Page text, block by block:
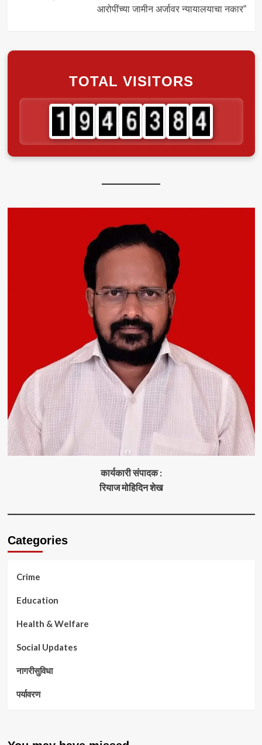
आरोपींच्या जामीन अर्जावर न्यायालयाचा नकार”
TOTAL VISITORS
कार्यकारी संपादक :
रियाज मोहिदिन शेख
Categories
Crime
Education
Health & Welfare
Social Updates
नागरीसुविधा
पर्यावरण